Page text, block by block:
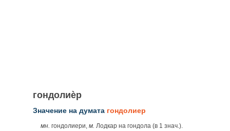
гондолиѐр
Значение на думата гондолиер
мн. гондолиери, м. Лодкар на гондола (в 1 знач.).